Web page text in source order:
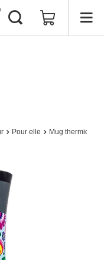
Pour elle Mug thermique